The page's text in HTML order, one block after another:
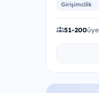
Girişimcilik
51-200üye